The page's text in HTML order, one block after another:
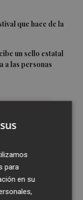
que hace de la
un sello estatal
a las personas
para
en su